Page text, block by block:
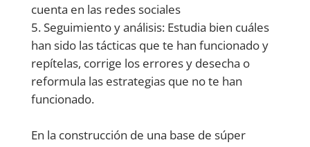
cuenta en las redes sociales
Seguimiento y análisis: Estudia bien cuáles
han sido las tácticas que te han funcionado y
repítelas, corrige los errores y desecha o
reformula las estrategias que no te han
funcionado.
En la construcción de una base de súper